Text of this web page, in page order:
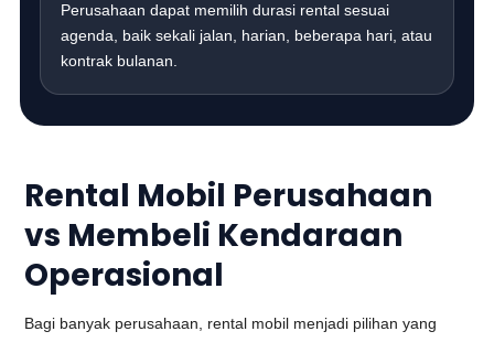
Perusahaan dapat memilih durasi rental sesuai
agenda, baik sekali jalan, harian, beberapa hari, atau
kontrak bulanan.
Rental Mobil Perusahaan
vs Membeli Kendaraan
Operasional
Bagi banyak perusahaan, rental mobil menjadi pilihan yang